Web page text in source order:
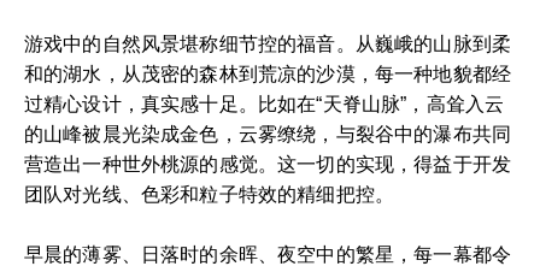
游戏中的自然风景堪称细节控的福音。从巍峨的山脉到柔
和的湖水，从茂密的森林到荒凉的沙漠，每一种地貌都经
过精心设计，真实感十足。比如在“天脊山脉”，高耸入云
的山峰被晨光染成金色，云雾缭绕，与裂谷中的瀑布共同
营造出一种世外桃源的感觉。这一切的实现，得益于开发
团队对光线、色彩和粒子特效的精细把控。
早晨的薄雾、日落时的余晖、夜空中的繁星，每一幕都令